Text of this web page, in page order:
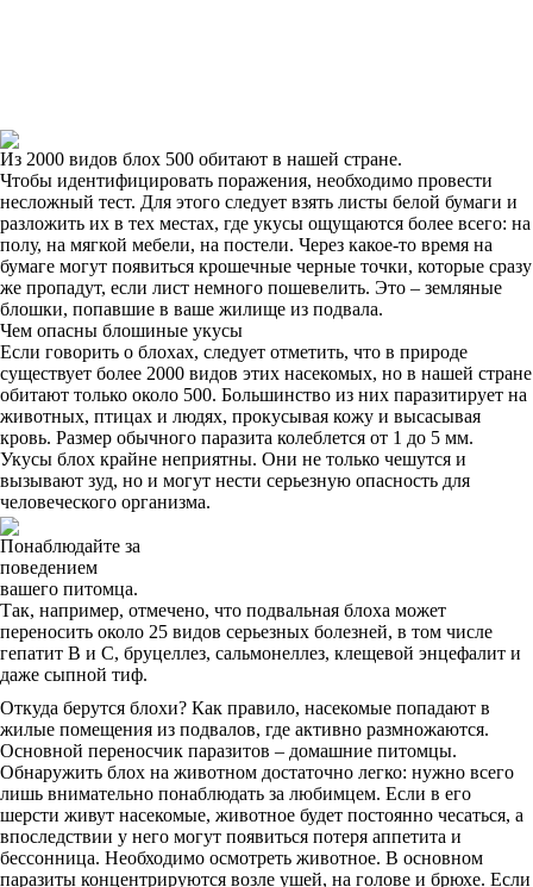
Из 2000 видов блох 500 обитают в нашей стране.
Чтобы идентифицировать поражения, необходимо провести
несложный тест. Для этого следует взять листы белой бумаги и
разложить их в тех местах, где укусы ощущаются более всего: на
полу, на мягкой мебели, на постели. Через какое-то время на
бумаге могут появиться крошечные черные точки, которые сразу
же пропадут, если лист немного пошевелить. Это – земляные
блошки, попавшие в ваше жилище из подвала.
Чем опасны блошиные укусы
Если говорить о блохах, следует отметить, что в природе
существует более 2000 видов этих насекомых, но в нашей стране
обитают только около 500. Большинство из них паразитирует на
животных, птицах и людях, прокусывая кожу и высасывая
кровь. Размер обычного паразита колеблется от 1 до 5 мм.
Укусы блох крайне неприятны. Они не только чешутся и
вызывают зуд, но и могут нести серьезную опасность для
человеческого организма.
Понаблюдайте за
поведением
вашего питомца.
Так, например, отмечено, что подвальная блоха может
переносить около 25 видов серьезных болезней, в том числе
гепатит В и С, бруцеллез, сальмонеллез, клещевой энцефалит и
даже сыпной тиф.
Откуда берутся блохи? Как правило, насекомые попадают в
жилые помещения из подвалов, где активно размножаются.
Основной переносчик паразитов – домашние питомцы.
Обнаружить блох на животном достаточно легко: нужно всего
лишь внимательно понаблюдать за любимцем. Если в его
шерсти живут насекомые, животное будет постоянно чесаться, а
впоследствии у него могут появиться потеря аппетита и
бессонница. Необходимо осмотреть животное. В основном
паразиты концентрируются возле ушей, на голове и брюхе. Если